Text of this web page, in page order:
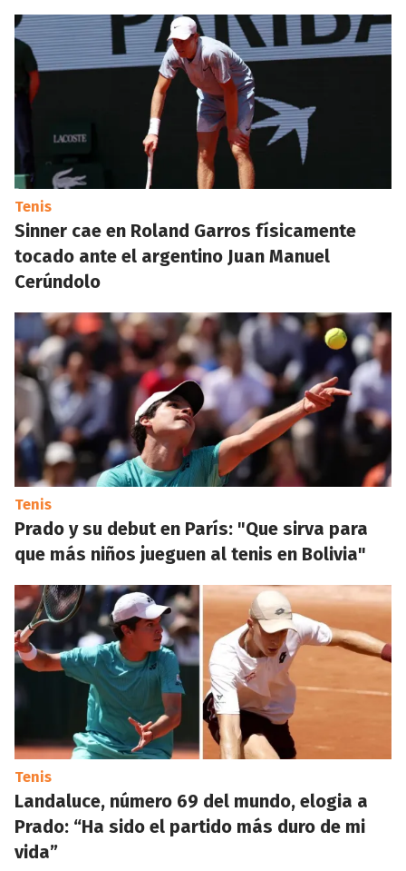
Tenis
Sinner cae en Roland Garros físicamente
tocado ante el argentino Juan Manuel
Cerúndolo
Tenis
Prado y su debut en París: "Que sirva para
que más niños jueguen al tenis en Bolivia"
Tenis
Landaluce, número 69 del mundo, elogia a
Prado: “Ha sido el partido más duro de mi
vida”